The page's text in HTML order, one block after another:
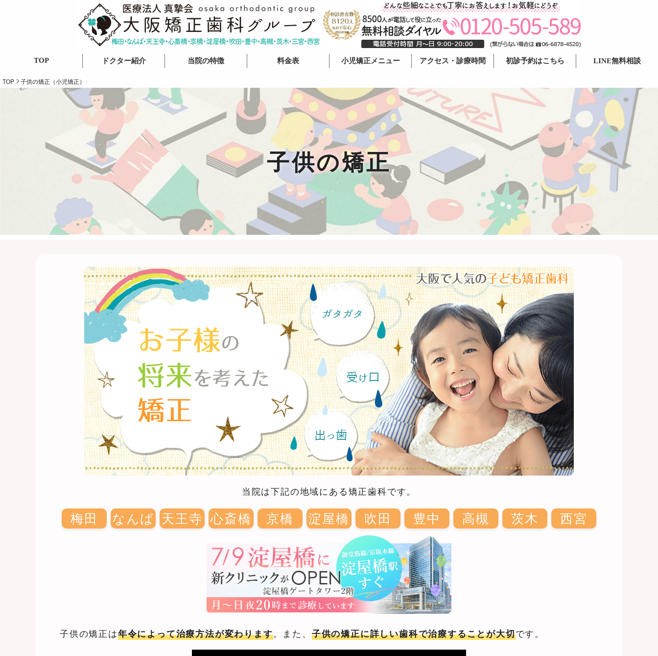
TOP ドクター紹介
分院長紹介
ドクター紹介
当院の特徴 料金表
医療費控除について
矯正歯科の費用と相場
矯正治療は高い？
小児矯正メニュー
治療は何才から？
小児矯正の料金
固定式
取り外し式
プレオルソ
インビザラインファースト
アクセス・診療時間
梅田院
なんば院
心斎橋院
京橋院
吹田院
茨木院
西宮院
初診予約はこちら LINE無料相談
TOP 子供の矯正（小児矯正）
子供の矯正
当院は下記の地域にある矯正歯科です。
梅田 なんば 天王寺 心斎橋 京橋 淀屋橋 吹田 豊中 高槻 茨木 西宮
子供の矯正は年令によって治療方法が変わります。また、 子供の矯正に詳しい歯科で治療することが大切です。